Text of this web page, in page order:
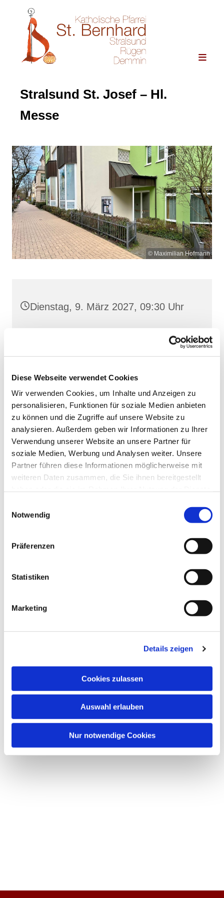
Diese Webseite verwendet Cookies
Wir verwenden Cookies, um Inhalte und Anzeigen zu
personalisieren, Funktionen für soziale Medien anbieten
zu können und die Zugriffe auf unsere Website zu
analysieren. Außerdem geben wir Informationen zu Ihrer
Verwendung unserer Website an unsere Partner für
soziale Medien, Werbung und Analysen weiter. Unsere
Partner führen diese Informationen möglicherweise mit
weiteren Daten zusammen, die Sie ihnen bereitgestellt
Notwendig
Präferenzen
Statistiken
Marketing
Details zeigen
Cookies zulassen
Auswahl erlauben
Nur notwendige Cookies
Stralsund St. Josef – Hl.
Messe
© Maximilian Hofmann
Dienstag, 9. März 2027, 09:30 Uhr
St. Josef, Stralsund, Jungfernstieg